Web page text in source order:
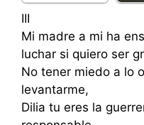
III
Mi madre a mi ha
luchar si quiero ser
No tener miedo a lo
levantarme,
Dilia tu eres la